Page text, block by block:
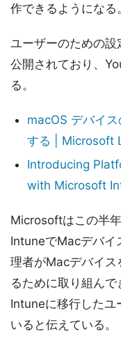
作できるようになる。
ユーザーのための
公開されており、
る。
macOS デバイ
する | Microsoft
Introducing
with Microsoft
Microsoftはこの半
IntuneでMacデバイ
理者がMacデバイス
るために取り組ん
Intuneに移行したユ
いると伝えている。